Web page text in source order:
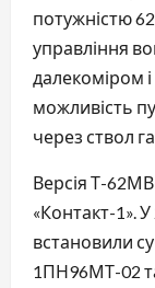
потужністю
управління
далекоміром
можливість
через ствол
Версія Т-
«Контакт-1».
встановили
1ПН96МТ-02